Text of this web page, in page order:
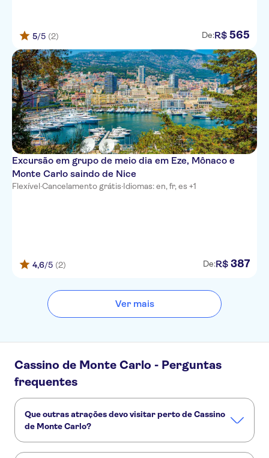
5/5 (2) De:R$ 565
Excursão em grupo de meio dia em Eze, Mônaco e
Monte Carlo saindo de Nice
Flexível·Cancelamento grátis·Idiomas: en, fr, es +1
4,6/5 (2) De:R$ 387
Ver mais
Cassino de Monte Carlo - Perguntas
frequentes
Que outras atrações devo visitar perto de Cassino
de Monte Carlo?